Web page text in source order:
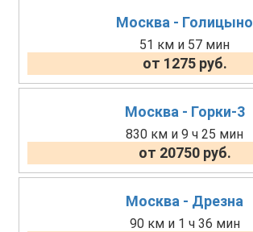
Москва - Голицыно
51 км и 57 мин
от 1275 руб.
Москва - Горки-3
830 км и 9 ч 25 мин
от 20750 руб.
Москва - Дрезна
90 км и 1 ч 36 мин